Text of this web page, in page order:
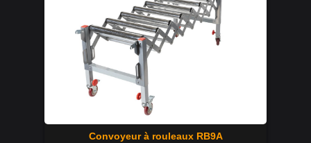
Convoyeur à rouleaux RB9A